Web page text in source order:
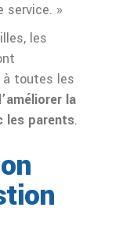
service. »
les
à toutes les
la
les parents.